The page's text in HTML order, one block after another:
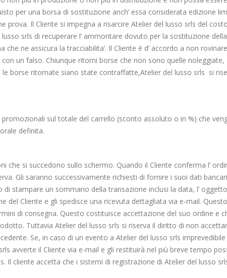
per una borsa di sostituzione anch’ essa considerata edizione
prova. Il Cliente si impegna a risarcire Atelier del lusso srls del
srls di recuperare l’ ammontare dovuto per la sostituzione
ne assicura la tracciabilita’. Il Cliente è d’ accordo a non
un falso. Chiunque ritorni borse che non sono quelle
borse ritornate siano state contraffatte,Atelier del lusso srls si
sul totale del carrello (sconto assoluto o in %) che
definita.
si succedono sullo schermo. Quando il Cliente conferma l’
Gli saranno successivamente richiesti di fornire i suoi dati
stampare un sommario della transazione inclusi la data, l’
del Cliente e gli spedisce una ricevuta dettagliata via e-mail.
di consegna. Questo costituisce accettazione del suo ordine e
Tuttavia Atelier del lusso srls si riserva il diritto di non
Se, in caso di un evento a Atelier del lusso srls
avverte il Cliente via e-mail e gli restituirà nel più breve tempo
cliente accetta che i sistemi di registrazione di Atelier del lusso